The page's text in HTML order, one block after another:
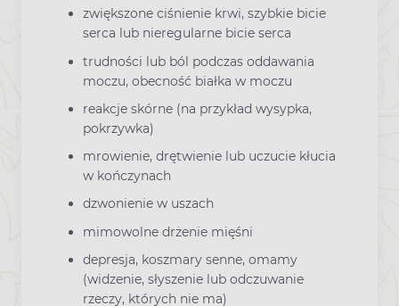
zwiększone ciśnienie krwi, szybkie bicie
serca lub nieregularne bicie serca
trudności lub ból podczas oddawania
moczu, obecność białka w moczu
reakcje skórne (na przykład wysypka,
pokrzywka)
mrowienie, drętwienie lub uczucie kłucia
w kończynach
dzwonienie w uszach
mimowolne drżenie mięśni
depresja, koszmary senne, omamy
(widzenie, słyszenie lub odczuwanie
rzeczy, których nie ma)